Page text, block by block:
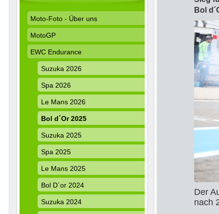
Bol
Der
Moto-Foto - Über uns
MotoGP
EWC Endurance
Suzuka 2026
Spa 2026
Le Mans 2026
Bol d´Or 2025
Suzuka 2025
Spa 2025
Le Mans 2025
Bol D´or 2024
Suzuka 2024